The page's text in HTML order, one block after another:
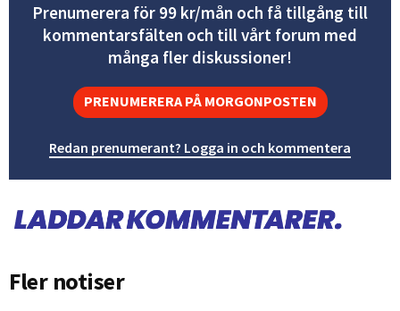
Prenumerera för 99 kr/mån och få tillgång till
kommentarsfälten och till vårt forum med
många fler diskussioner!
PRENUMERERA PÅ MORGONPOSTEN
Redan prenumerant? Logga in och kommentera
Fler notiser